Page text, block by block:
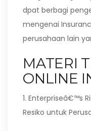
dpat berbagi
mengenai
perusahaan lain
MATERI
ONLINE
1. Enterpriseâ€™s
Resiko untuk